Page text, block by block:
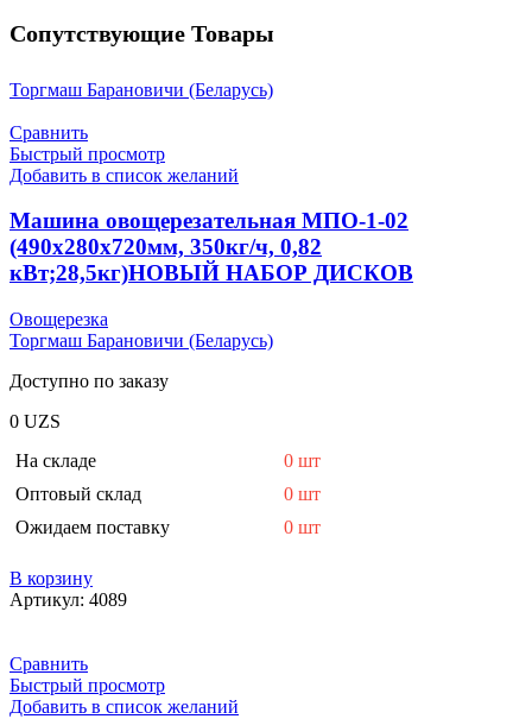
Сопутствующие Товары
Торгмаш Барановичи (Беларусь)
Сравнить
Быстрый просмотр
Добавить в список желаний
Машина овощерезательная МПО-1-02
(490x280x720мм, 350кг/ч, 0,82
кВт;28,5кг)НОВЫЙ НАБОР ДИСКОВ
Овощерезка
Торгмаш Барановичи (Беларусь)
Доступно по заказу
0 UZS
На складе
0 шт
Оптовый склад
0 шт
Ожидаем поставку
0 шт
В корзину
Артикул: 4089
Сравнить
Быстрый просмотр
Добавить в список желаний